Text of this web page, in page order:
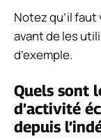
Notez qu’il
avant de les
d’exemple.
Quels sont
d’activité
depuis